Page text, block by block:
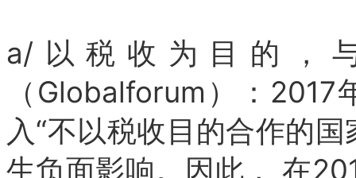
a/以税收为目的，
（Globalforum）：
入“不以税收目的合作的
生负面影响。因此， 在